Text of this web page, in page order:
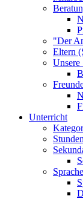
"Der
Eltern
Unsere
Unterricht